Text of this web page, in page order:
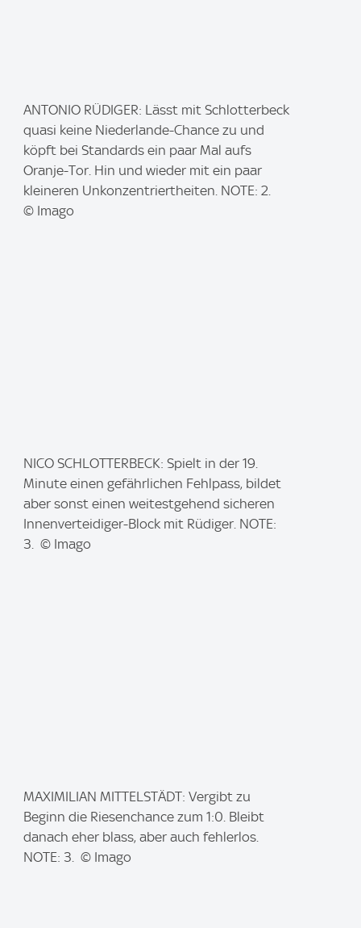
m
ANTONIO RÜDIGER: Lässt mit Schlotterbeck
quasi keine Niederlande-Chance zu und
köpft bei Standards ein paar Mal aufs
Oranje-Tor. Hin und wieder mit ein paar
kleineren Unkonzentriertheiten. NOTE: 2.
© Imago
m
NICO SCHLOTTERBECK: Spielt in der 19.
Minute einen gefährlichen Fehlpass, bildet
aber sonst einen weitestgehend sicheren
Innenverteidiger-Block mit Rüdiger. NOTE:
3. © Imago
m
MAXIMILIAN MITTELSTÄDT: Vergibt zu
Beginn die Riesenchance zum 1:0. Bleibt
danach eher blass, aber auch fehlerlos.
NOTE: 3. © Imago